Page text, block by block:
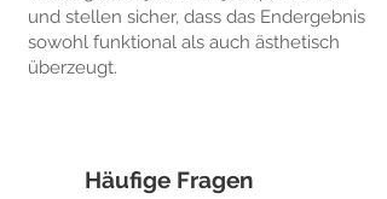
und stellen sicher, dass das Endergebnis
sowohl funktional als auch ästhetisch
überzeugt.
Häufige Fragen